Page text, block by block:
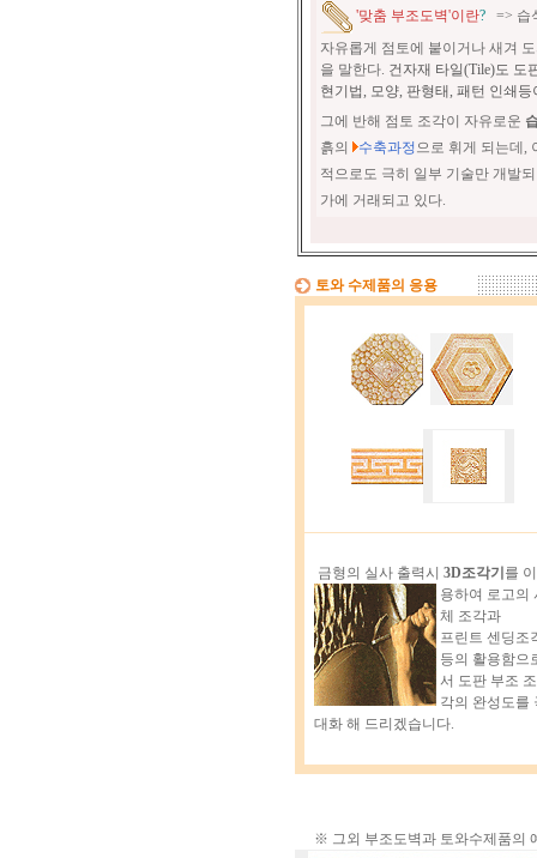
'맞춤 부조도벽'이란?
=> 습
자유롭게 점토에 붙이거나 새겨
을 말한다. 건자재 타일(Tile)도 도
현기법, 모양, 판형태, 패턴 인쇄
그에 반해 점토 조각이 자유로운
흙의
수축과정으로 휘게 되는데,
적으로도 극히 일부 기술만 개발
가에 거래되고 있다.
토와 수제품의 응용
금형의 실사 출력시 3D조각기 를 이
용하여 로고의
체 조각과
프린트 센딩조
등의 활용함으
서 도판 부조 조
각의 완성도를
대화 해 드리겠습니다.
※ 그외 부조도벽과 토와수제품의